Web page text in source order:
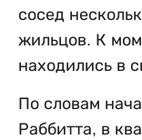
сосед
жильцов. К
находились в
По словам
Раббитта, в